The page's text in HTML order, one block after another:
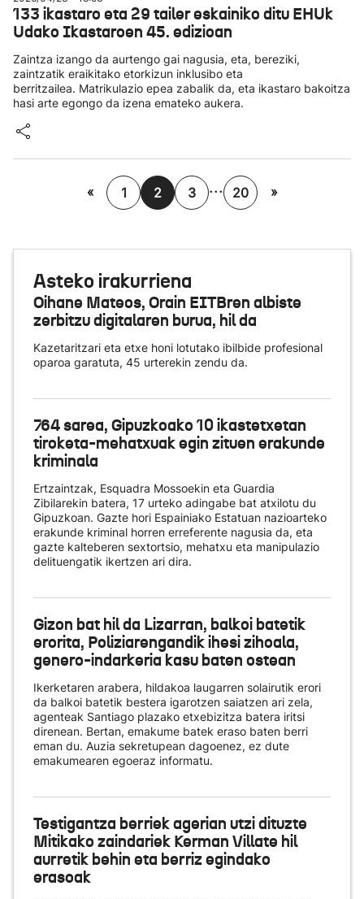
133 ikastaro eta 29 tailer eskainiko ditu EHUk
Udako Ikastaroen 45. edizioan
Zaintza izango da aurtengo gai nagusia, eta, bereziki,
zaintzatik eraikitako etorkizun inklusibo eta
berritzailea. Matrikulazio epea zabalik da, eta ikastaro bakoitza
hasi arte egongo da izena emateko aukera.
« 1 2 3 ... 20 »
Asteko irakurriena
Oihane Mateos, Orain EITBren albiste
zerbitzu digitalaren burua, hil da
Kazetaritzari eta etxe honi lotutako ibilbide profesional
oparoa garatuta, 45 urterekin zendu da.
764 sarea, Gipuzkoako 10 ikastetxetan
tiroketa-mehatxuak egin zituen erakunde
kriminala
Ertzaintzak, Esquadra Mossoekin eta Guardia
Zibilarekin batera, 17 urteko adingabe bat atxilotu du
Gipuzkoan. Gazte hori Espainiako Estatuan nazioarteko
erakunde kriminal horren erreferente nagusia da, eta
gazte kalteberen sextortsio, mehatxu eta manipulazio
delituengatik ikertzen ari dira.
Gizon bat hil da Lizarran, balkoi batetik
erorita, Poliziarengandik ihesi zihoala,
genero-indarkeria kasu baten ostean
Ikerketaren arabera, hildakoa laugarren solairutik erori
da balkoi batetik bestera igarotzen saiatzen ari zela,
agenteak Santiago plazako etxebizitza batera iritsi
direnean. Bertan, emakume batek eraso baten berri
eman du. Auzia sekretupean dagoenez, ez dute
emakumearen egoeraz informatu.
Testigantza berriek agerian utzi dituzte
Mitikako zaindariek Kerman Villate hil
aurretik behin eta berriz egindako
erasoak